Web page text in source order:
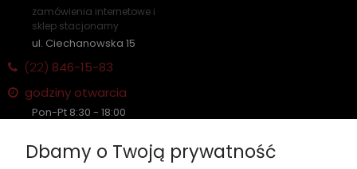
zamówienia internetowe i
sklep stacjonarny
ul. Ciechanowska 15
(22) 846-15-83
godziny otwarcia
Pon-Pt 8:30 - 18:00
Płatność: gotówka, karta, BLIK
Dbamy o Twoją prywatność